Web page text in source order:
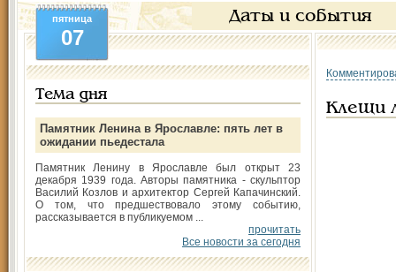
Даты и события
пятница
07
Тема дня
Памятник Ленина в Ярославле: пять лет в
ожидании пьедестала
Памятник Ленину в Ярославле был открыт 23
декабря 1939 года. Авторы памятника - скульптор
Василий Козлов и архитектор Сергей Капачинский.
О том, что предшествовало этому событию,
рассказывается в публикуемом ...
прочитать
Все новости за сегодня
Клещи